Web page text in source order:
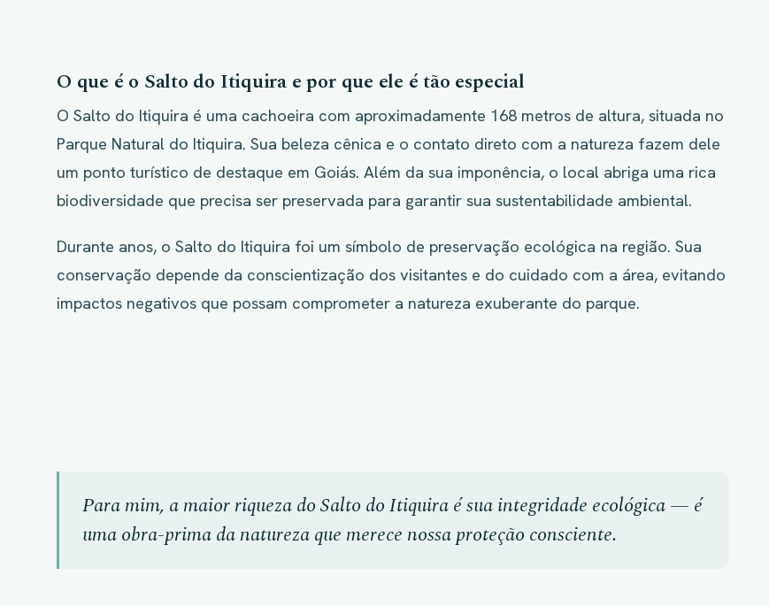
O que é o Salto do Itiquira e por que ele é tão especial
O Salto do Itiquira é uma cachoeira com aproximadamente 168 metros de altura, situada no
Parque Natural do Itiquira. Sua beleza cênica e o contato direto com a natureza fazem dele
um ponto turístico de destaque em Goiás. Além da sua imponência, o local abriga uma rica
biodiversidade que precisa ser preservada para garantir sua sustentabilidade ambiental.
Durante anos, o Salto do Itiquira foi um símbolo de preservação ecológica na região. Sua
conservação depende da conscientização dos visitantes e do cuidado com a área, evitando
impactos negativos que possam comprometer a natureza exuberante do parque.
Para mim, a maior riqueza do Salto do Itiquira é sua integridade ecológica — é
uma obra-prima da natureza que merece nossa proteção consciente.